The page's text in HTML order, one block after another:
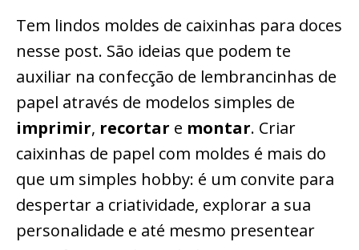
Tem lindos moldes de caixinhas para doces
nesse post. São ideias que podem te
auxiliar na confecção de lembrancinhas de
papel através de modelos simples de
imprimir, recortar e montar. Criar
caixinhas de papel com moldes é mais do
que um simples hobby: é um convite para
despertar a criatividade, explorar a sua
personalidade e até mesmo presentear